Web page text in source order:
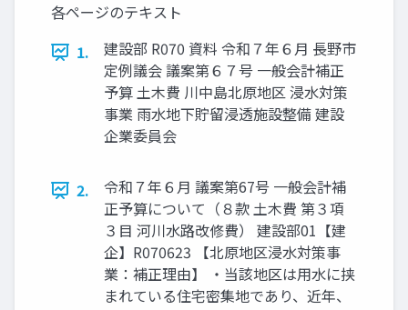
各ページのテキスト
1.
建設部 R070 資料 令和７年６月 長野市
定例議会 議案第６７号 一般会計補正
予算 土木費 川中島北原地区 浸水対策
事業 雨水地下貯留浸透施設整備 建設
企業委員会
2.
令和７年６月 議案第67号 一般会計補
正予算について（８款 土木費 第３項
３目 河川水路改修費） 建設部01【建
企】R070623 【北原地区浸水対策事
業：補正理由】 ・当該地区は用水に挟
まれている住宅密集地であり、近年、